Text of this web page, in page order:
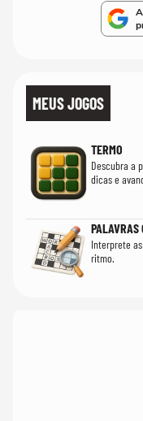
MEUS JOGOS
TERMO
Descubra a
dicas e
PALAVRAS
Interprete
ritmo.